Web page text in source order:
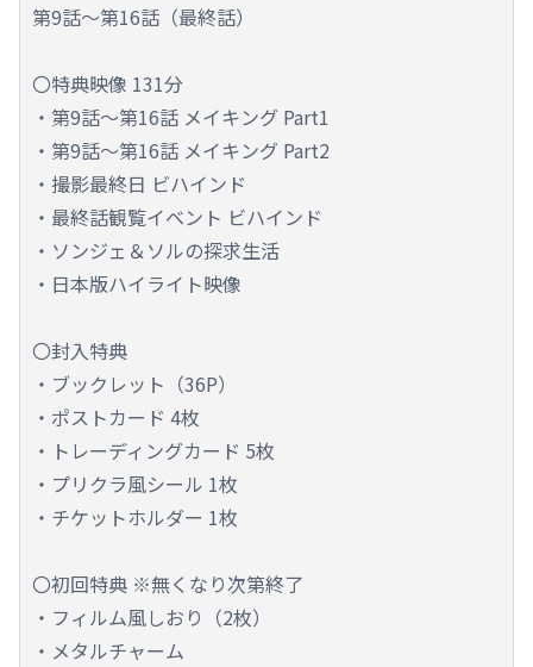
第9話～第16話（最終話）
〇特典映像 131分
・第9話～第16話 メイキング Part1
・第9話～第16話 メイキング Part2
・撮影最終日 ビハインド
・最終話観覧イベント ビハインド
・ソンジェ＆ソルの探求生活
・日本版ハイライト映像
〇封入特典
・ブックレット（36P）
・ポストカード 4枚
・トレーディングカード 5枚
・プリクラ風シール 1枚
・チケットホルダー 1枚
〇初回特典 ※無くなり次第終了
・フィルム風しおり（2枚）
・メタルチャーム